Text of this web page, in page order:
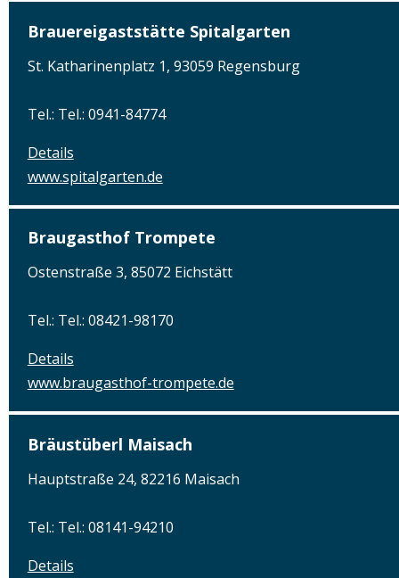
Brauereigaststätte Spitalgarten
St. Katharinenplatz 1, 93059 Regensburg
Tel.: Tel.: 0941-84774
Details
www.spitalgarten.de
Braugasthof Trompete
Ostenstraße 3, 85072 Eichstätt
Tel.: Tel.: 08421-98170
Details
www.braugasthof-trompete.de
Bräustüberl Maisach
Hauptstraße 24, 82216 Maisach
Tel.: Tel.: 08141-94210
Details